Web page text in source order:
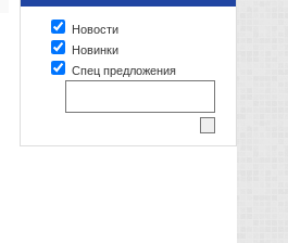
Новости
Новинки
Спец предложения